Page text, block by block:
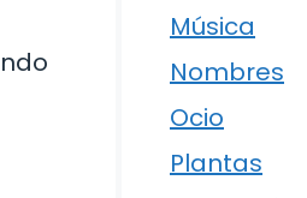
Música
Nombres
Ocio
Plantas